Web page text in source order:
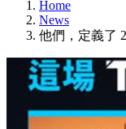
Home
News
他們，定義了